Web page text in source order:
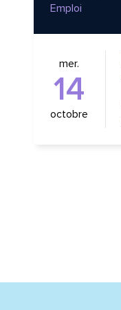
Emploi
mer.
14
octobre